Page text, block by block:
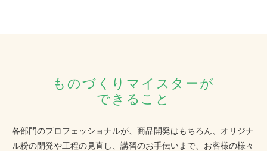
ものづくりマイスターが
できること
各部門のプロフェッショナルが、商品開発はもちろん、 オリジナ
ル粉の開発や工程の見直し、講習のお手伝いまで、 お客様の様々